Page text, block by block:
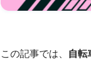
この記事では、 自転